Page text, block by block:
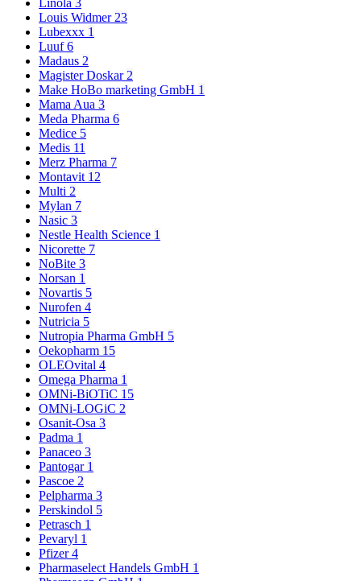
Linola 3
Louis Widmer 23
Lubexxx 1
Luuf6
Madaus 2
Magister Doskar 2
Make HoBo marketing GmbH 1
Mama Aua 3
Meda Pharma 6
Medice 5
Medis 11
Merz Pharma 7
Montavit 12
Multi 2
Mylan 7
Nasic 3
Nestle Health Science 1
Nicorette 7
NoBite 3
Norsan 1
Novartis 5
Nurofen 4
Nutricia 5
Nutropia Pharma GmbH 5
Oekopharm 15
OLEOvital 4
Omega Pharma 1
OMNi-BiOTiC 15
OMNi-LOGiC 2
Osanit-Osa 3
Padma 1
Panaceo 3
Pantogar 1
Pascoe 2
Pelpharma 3
Perskindol 5
Petrasch 1
Pevaryl 1
Pfizer4
Pharmaselect Handels GmbH 1